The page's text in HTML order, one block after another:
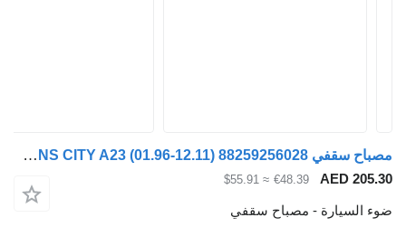
مصباح سقفي MAN LIONS CITY A23 (01.96-12.11) 88259256028 لـ الباصات MAN Lion's bus (1991-)
€48.39
≈ $55.91
- مصباح سقفي